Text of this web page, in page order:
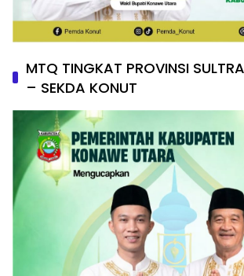
MTQ TINGKAT PROVINSI
– SEKDA KONUT